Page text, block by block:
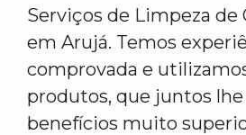
Serviços de Limpeza de
em Arujá. Temos
comprovada e
produtos, que juntos
benefícios muito